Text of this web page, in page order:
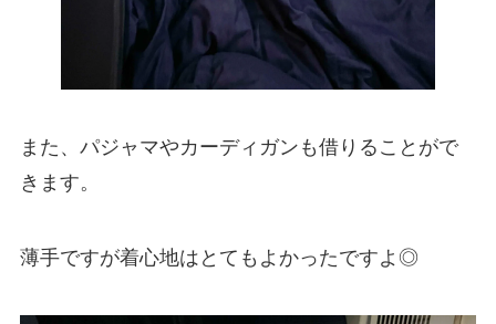
また、パジャマやカーディガンも借りることがで
きます。
薄手ですが着心地はとてもよかったですよ◎